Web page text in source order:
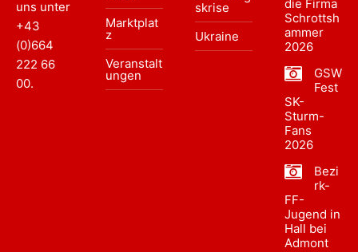
uns unter
+43
(0)664
222 66
00.
Marktplat
z
Veranstalt
ungen
skrise
Ukraine
die Firma
Schrottsh
ammer
2026
GSW
Fest
SK-
Sturm-
Fans
2026
Bezi
rk-
FF-
Jugend in
Hall bei
Admont